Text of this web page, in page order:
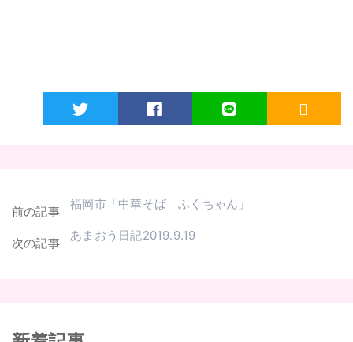
Facebook
前の記事
福岡市「中華そば ふくちゃん」
次の記事
あまおう日記2019.9.19